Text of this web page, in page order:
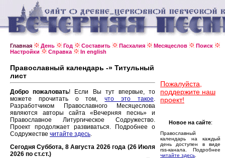
Главная День Год Составить Пасхалия Месяцеслов
Поиск
Настройки
Справка In english
Православный календарь -» Титульный
лист
Добро пожаловать! Если Вы тут впервые, то
можете прочитать о том,что это такое.
Разработчиком Православного Месяцеслова
являются авторы сайта «Вечерняя песнь» и
Православное Литургическое Содружество.
Проект продолжает развиваться. Подробнее о
Содружестве читайте здесь.
Сегодня Суббота, 8 Августа 2026 года (26 Июля
2026 по ст.ст.)
Пожалуйста,
поддержите наш
проект!
Новое на сайте:
Православный
календарь на каждый
день доступен в виде
rss-канала. Подробнее
читайте здесь